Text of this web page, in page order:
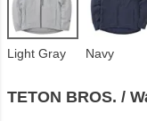
Light Gray Navy
TETON BROS. /